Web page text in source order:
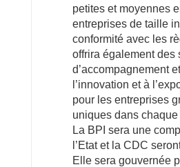
petites et moyennes
entreprises de taille
conformité avec les
offrira également des
d’accompagnement
l’innovation et à
pour les entreprises
uniques dans chaque
La BPI sera une
l’Etat et la CDC
Elle sera gouvernée